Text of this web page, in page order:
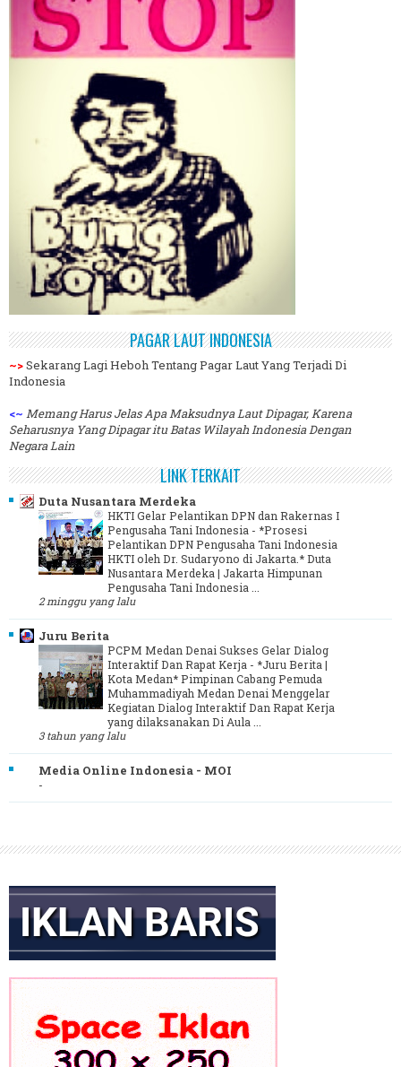
PAGAR LAUT INDONESIA
~>Sekarang Lagi Heboh Tentang Pagar Laut Yang Terjadi Di
Indonesia
<~ Memang Harus Jelas Apa Maksudnya Laut Dipagar, Karena
Seharusnya Yang Dipagar itu Batas Wilayah Indonesia Dengan
Negara Lain
LINK TERKAIT
Duta Nusantara Merdeka
HKTI Gelar Pelantikan DPN dan Rakernas I
Pengusaha Tani Indonesia - *Prosesi
Pelantikan DPN Pengusaha Tani Indonesia
HKTI oleh Dr. Sudaryono di Jakarta.* Duta
Nusantara Merdeka | Jakarta Himpunan
Pengusaha Tani Indonesia ...
2 minggu yang lalu
Juru Berita
PCPM Medan Denai Sukses Gelar Dialog
Interaktif Dan Rapat Kerja - *Juru Berita |
Kota Medan* Pimpinan Cabang Pemuda
Muhammadiyah Medan Denai Menggelar
Kegiatan Dialog Interaktif Dan Rapat Kerja
yang dilaksanakan Di Aula ...
3 tahun yang lalu
Media Online Indonesia - MOI
-